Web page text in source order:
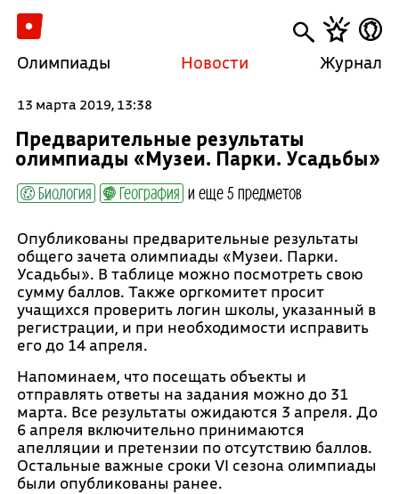
Олимпиады Новости Журнал
13 марта 2019, 13:38
Предварительные результаты
олимпиады «Музеи. Парки. Усадьбы»
Биология География и еще 5 предметов
Опубликованы предварительные результаты
общего зачета олимпиады «Музеи. Парки.
Усадьбы». В таблице можно посмотреть свою
сумму баллов. Также оргкомитет просит
учащихся проверить логин школы, указанный в
регистрации, и при необходимости исправить
его до 14 апреля.
Напоминаем, что посещать объекты и
отправлять ответы на задания можно до 31
марта. Все результаты ожидаются 3 апреля. До
6 апреля включительно принимаются
апелляции и претензии по отсутствию баллов.
Остальные важные сроки VI сезона олимпиады
были опубликованы ранее.